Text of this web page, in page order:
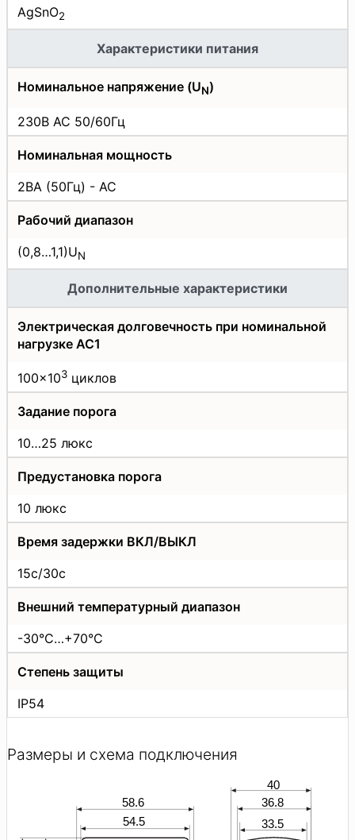
AgSnO2
Характеристики питания
Номинальное напряжение (UN)
230B AC 50/60Гц
Номинальная мощность
2ВА (50Гц) - АС
Рабочий диапазон
(0,8…1,1)UN
Дополнительные характеристики
Электрическая долговечность при номинальной
нагрузке АС1
100×103 циклов
Задание порога
10…25 люкс
Предустановка порога
10 люкс
Время задержки ВКЛ/ВЫКЛ
15с/30с
Внешний температурный диапазон
-30°C…+70°C
Степень защиты
IP54
Размеры и схема подключения